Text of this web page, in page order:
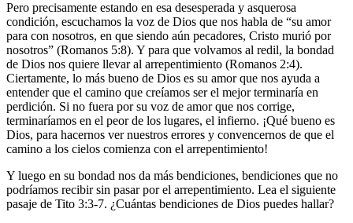
Pero precisamente estando en esa desesperada y asquerosa
condición, escuchamos la voz de Dios que nos habla de “su amor
para con nosotros, en que siendo aún pecadores, Cristo murió por
nosotros” (Romanos 5:8). Y para que volvamos al redil, la bondad
de Dios nos quiere llevar al arrepentimiento (Romanos 2:4).
Ciertamente, lo más bueno de Dios es su amor que nos ayuda a
entender que el camino que creíamos ser el mejor terminaría en
perdición. Si no fuera por su voz de amor que nos corrige,
terminaríamos en el peor de los lugares, el infierno. ¡Qué bueno es
Dios, para hacernos ver nuestros errores y convencernos de que el
camino a los cielos comienza con el arrepentimiento!
Y luego en su bondad nos da más bendiciones, bendiciones que no
podríamos recibir sin pasar por el arrepentimiento. Lea el siguiente
pasaje de Tito 3:3-7. ¿Cuántas bendiciones de Dios puedes hallar?